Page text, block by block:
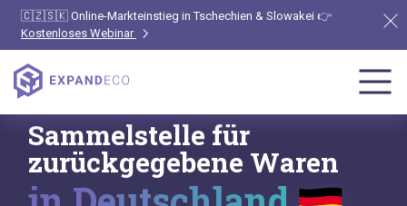
🇨🇿🇸🇰 Online-Markteinstieg in Tschechien & Slowakei 👉
Kostenloses Webinar
Sammelstelle für
zurückgegebene Waren